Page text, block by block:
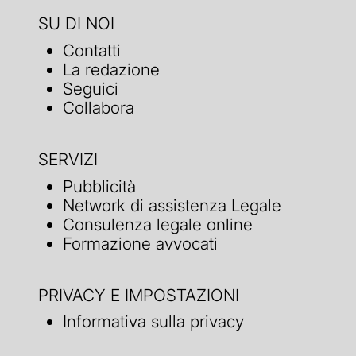
SU DI NOI
Contatti
La redazione
Seguici
Collabora
SERVIZI
Pubblicità
Network di assistenza Legale
Consulenza legale online
Formazione avvocati
PRIVACY E IMPOSTAZIONI
Informativa sulla privacy